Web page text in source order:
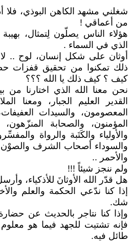
شغلني مشهد الكاهن البوذي، فلا
من أعماقي !
هؤلاء الناس يصلّون لِتمثال، بهيبة
الذي في السماء .
أوثان على شكل إنسان، لوح ..
ذلك تمكنوا من تحقيق قفزات
كيف ؟ كيف ذلك يا الله ؟؟؟
نحن معنا الله الذي اختارنا من
القدير العليم الجبار، ومعنا
المعصومون، والسيدات
المؤمنون، والصحابة المنزّهون،
والأولياء والكَتَبة والرواة
والسوداء أصحاب الشرف والصوْن
والأحمر ..
ولم ننجز شيئاً !!!
هل قدّر الله الأوثانَ للأذكياء، وأرسل
إذا كنا ندّعي الحكمة والعلم
شك.
وإذا كنا نتاجر بالحديث عن
فإنه تشتيت للجهد فيما هو
طائل فيه.